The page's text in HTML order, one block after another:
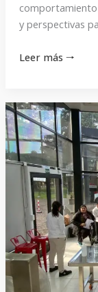
comportamiento
y perspectivas
Leer más 🠒
Capacitación
en
oficios
lácteos